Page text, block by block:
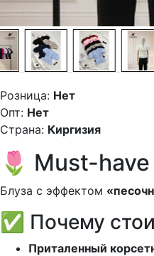
Розница: Нет
Опт: Нет
Страна: Киргизия
🌷 Must-have
Блуза с эффектом
✅ Почему
Приталенный